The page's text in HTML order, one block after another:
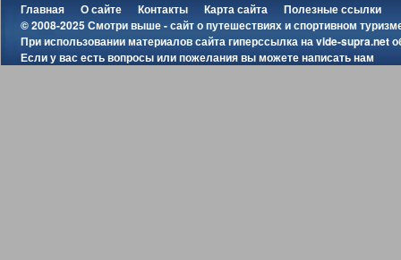
Главная О сайте Контакты Карта сайта
Полезные ссылки
© 2008-2025 Смотри выше - сайт о путешествиях и спортивном
При использовании материалов сайта гиперссылка наvide-supra.net
Если у вас есть вопросы или пожелания вы можетенаписать нам